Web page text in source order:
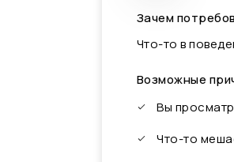
Зачем
Что-то в
Возможные
Вы
Что-то